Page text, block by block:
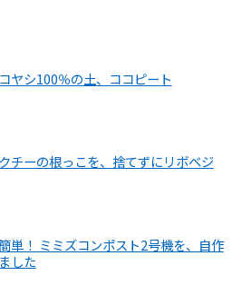
ヤシ100％の土、ココピート
チーの根っこを、捨てずにリボベジ
単！ ミミズコンポスト2号機を、自作
した